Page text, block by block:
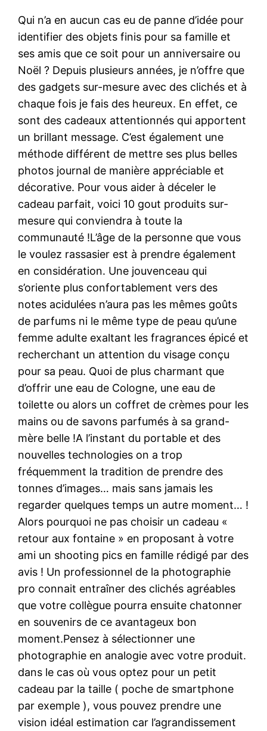
Qui n’a en aucun cas eu de panne d’idée pour
identifier des objets finis pour sa famille et
ses amis que ce soit pour un anniversaire ou
Noël ? Depuis plusieurs années, je n’offre que
des gadgets sur-mesure avec des clichés et à
chaque fois je fais des heureux. En effet, ce
sont des cadeaux attentionnés qui apportent
un brillant message. C’est également une
méthode différent de mettre ses plus belles
photos journal de manière appréciable et
décorative. Pour vous aider à déceler le
cadeau parfait, voici 10 gout produits sur-
mesure qui conviendra à toute la
communauté !L’âge de la personne que vous
le voulez rassasier est à prendre également
en considération. Une jouvenceau qui
s’oriente plus confortablement vers des
notes acidulées n’aura pas les mêmes goûts
de parfums ni le même type de peau qu’une
femme adulte exaltant les fragrances épicé et
recherchant un attention du visage conçu
pour sa peau. Quoi de plus charmant que
d’offrir une eau de Cologne, une eau de
toilette ou alors un coffret de crèmes pour les
mains ou de savons parfumés à sa grand-
mère belle !A l’instant du portable et des
nouvelles technologies on a trop
fréquemment la tradition de prendre des
tonnes d’images… mais sans jamais les
regarder quelques temps un autre moment… !
Alors pourquoi ne pas choisir un cadeau «
retour aux fontaine » en proposant à votre
ami un shooting pics en famille rédigé par des
avis ! Un professionnel de la photographie
pro connait entraîner des clichés agréables
que votre collègue pourra ensuite chatonner
en souvenirs de ce avantageux bon
moment.Pensez à sélectionner une
photographie en analogie avec votre produit.
dans le cas où vous optez pour un petit
cadeau par la taille ( poche de smartphone
par exemple ), vous pouvez prendre une
vision idéal estimation car l’agrandissement